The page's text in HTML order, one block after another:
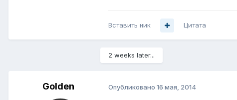
Вставить ник Цитата
2 weeks later...
Golden Опубликовано 16 мая, 2014